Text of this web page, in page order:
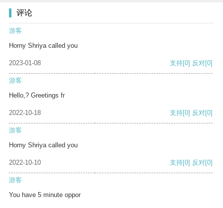
评论
游客
Horny Shriya called you
2023-01-08 支持[0] 反对[0]
游客
Hello,? Greetings fr
2022-10-18 支持[0] 反对[0]
游客
Horny Shriya called you
2022-10-10 支持[0] 反对[0]
游客
You have 5 minute oppor